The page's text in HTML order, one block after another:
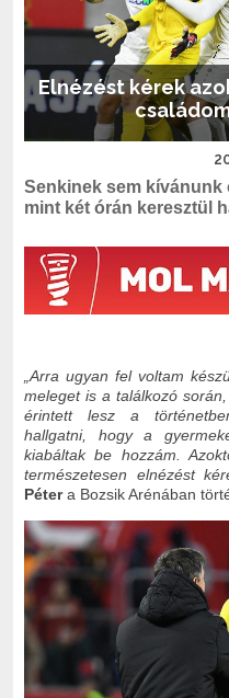
Elnézést kérek
Senkinek sem
mint két órán keresztül
„Arra ugyan fel voltam
meleget is a találkozó
érintett lesz a
hallgatni, hogy a
kiabáltak be hozzám.
természetesen elnézést
Pétera Bozsik Arénában